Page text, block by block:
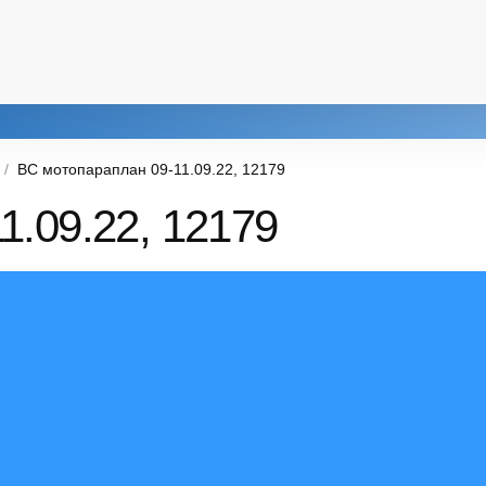
ВС мотопараплан 09-11.09.22, 12179
12179